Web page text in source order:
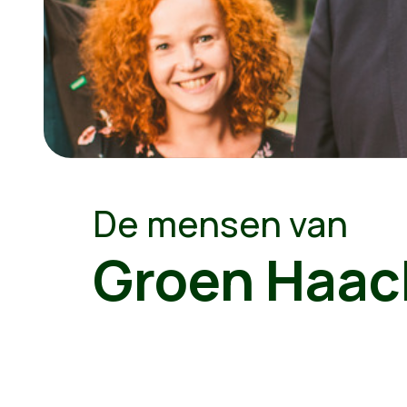
De mensen van
Groen